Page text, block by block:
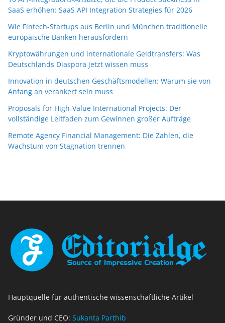
SaaS erhöhen: SaaS API Integration Strategies für 2026
Wie Fintech-Startups aus Berlin und München traditionelle
europäische Banken herausfordern
Kryptowährungen und internationale Geldtransfers: Was
Deutschlands Diaspora jetzt wissen muss
Innovation in deutschen Geschäftsmodellen: Warum sie von
Anfang an verankert sein muss
Proposals for High-Value International Projects: Der
vollständige Leitfaden zum Gewinnen großer Aufträge
Remote Agency Financial Management: Die Zahlen, die
Wachstum von Stagnation trennen
Hauptquelle für authentische wissenschaftliche Artikel
Gründer und CEO: Sukanta Parthib